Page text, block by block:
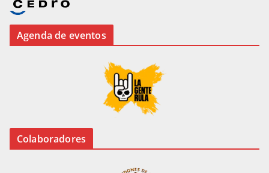
Agenda de eventos
Colaboradores